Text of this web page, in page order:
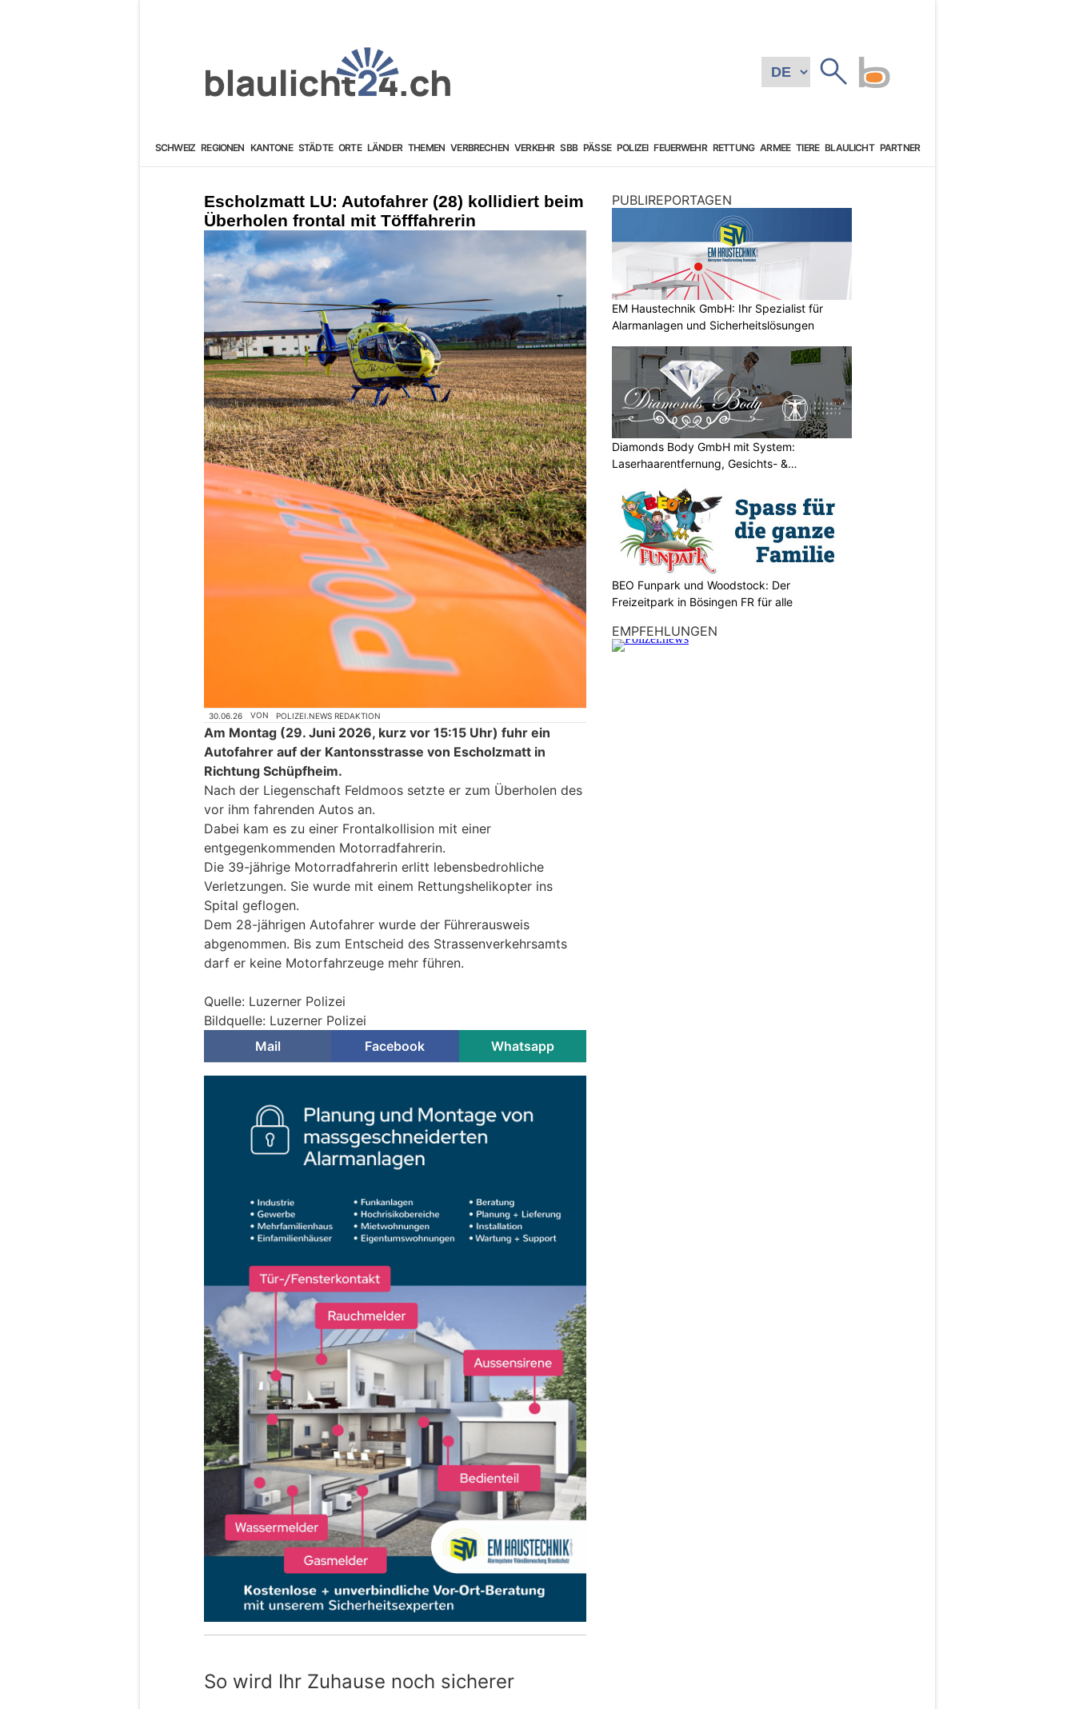
SCHWEIZ REGIONEN KANTONE STÄDTE ORTE LÄNDER THEMEN VERBRECHEN VERKEHR SBB PÄSSE POLIZEI FEUERWEHR RETTUNG ARMEE TIERE BLAULICHT PARTNER
Escholzmatt LU: Autofahrer (28) kollidiert beim
Überholen frontal mit Töfffahrerin
30.06.26 VON POLIZEI.NEWS REDAKTION
Am Montag (29. Juni 2026, kurz vor 15:15 Uhr) fuhr ein
Autofahrer auf der Kantonsstrasse von Escholzmatt in
Richtung Schüpfheim.
Nach der Liegenschaft Feldmoos setzte er zum Überholen des
vor ihm fahrenden Autos an.
Dabei kam es zu einer Frontalkollision mit einer
entgegenkommenden Motorradfahrerin.
Die 39-jährige Motorradfahrerin erlitt lebensbedrohliche
Verletzungen. Sie wurde mit einem Rettungshelikopter ins
Spital geflogen.
Dem 28-jährigen Autofahrer wurde der Führerausweis
abgenommen. Bis zum Entscheid des Strassenverkehrsamts
darf er keine Motorfahrzeuge mehr führen.
Quelle: Luzerner Polizei
Bildquelle: Luzerner Polizei
Mail
Facebook Whatsapp
So wird Ihr Zuhause noch sicherer
PUBLIREPORTAGEN
EM Haustechnik GmbH: Ihr Spezialist für
Alarmanlagen und Sicherheitslösungen
Diamonds Body GmbH mit System:
Laserhaarentfernung, Gesichts- &
BEO Funpark und Woodstock: Der
Freizeitpark in Bösingen FR für alle
EMPFEHLUNGEN